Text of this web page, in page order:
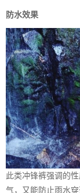
防水效果
此类冲锋裤强调的
气，又能防止雨水